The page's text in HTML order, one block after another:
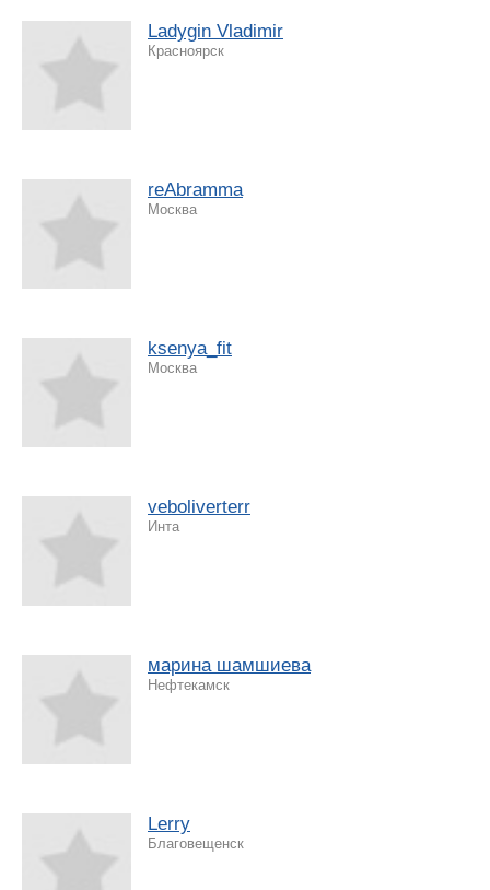
Ladygin Vladimir
Красноярск
reAbramma
Москва
ksenya_fit
Москва
veboliverterr
Инта
марина шамшиева
Нефтекамск
Lerry
Благовещенск